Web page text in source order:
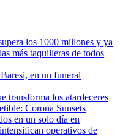
los 1000 millones y ya
más taquilleras de todos
en un funeral
transforma los atardeceres
Corona Sunsets
en un solo día en
operativos de